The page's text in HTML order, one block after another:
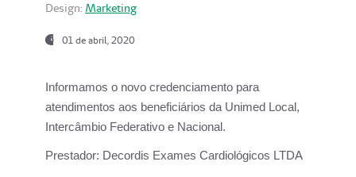
Design: Marketing
01 de abril, 2020
Informamos o novo credenciamento para
atendimentos aos beneficiários da Unimed Local,
Intercâmbio Federativo e Nacional.
Prestador: Decordis Exames Cardiológicos LTDA